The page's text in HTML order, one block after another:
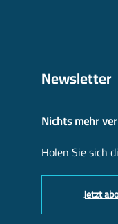
Newsletter
Nichts mehr
Holen Sie sich
Jetzt